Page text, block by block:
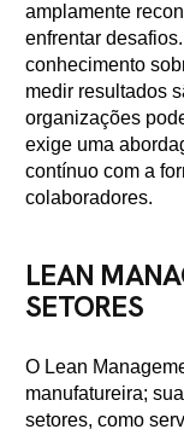
amplamente
enfrentar
conhecimento
medir resultados
organizações
exige uma
contínuo com a
colaboradores.
LEAN
SETORES
O Lean
manufatureira;
setores, como